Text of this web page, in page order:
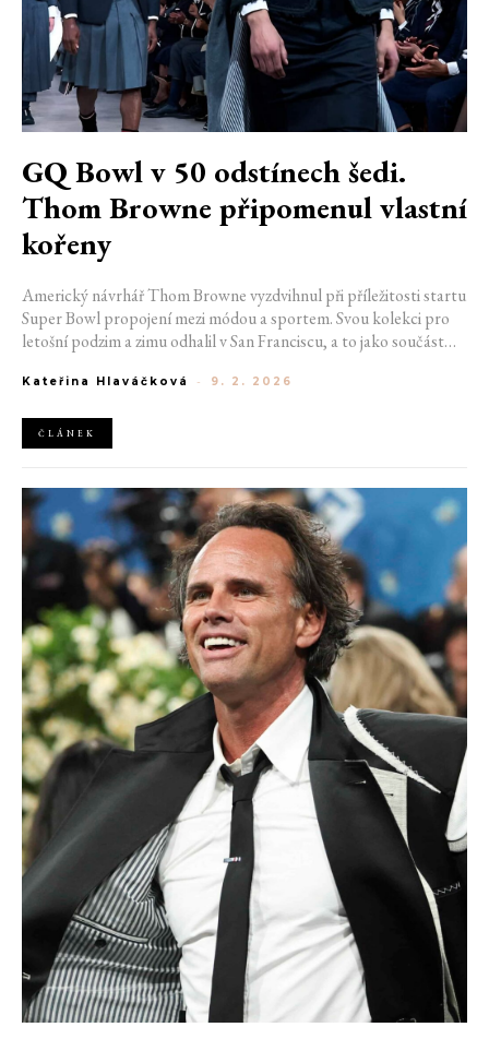
GQ Bowl v 50 odstínech šedi.
Thom Browne připomenul vlastní
kořeny
Americký návrhář Thom Browne vyzdvihnul při příležitosti startu
Super Bowl propojení mezi módou a sportem. Svou kolekci pro
letošní podzim a zimu odhalil v San Franciscu, a to jako součást
odstínů, jež podtrhovaly prvky definující jeho DNA. Designér tak
Kateřina Hlaváčková - 9. 2. 2026
ČLÁNEK